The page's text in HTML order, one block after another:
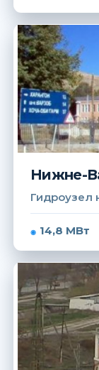
Нижне-
Гидроузел
14,8 МВт